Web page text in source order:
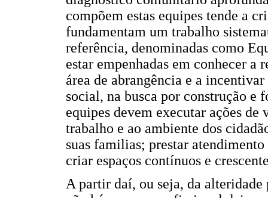
compõem estas equipes tende a
fundamentam um trabalho
referência, denominadas como
estar empenhadas em conhecer a
área de abrangência e a
social, na busca por construção e
equipes devem executar ações
trabalho e ao ambiente dos
suas familias; prestar
criar espaços contínuos e
A partir daí, ou seja, da alteridade